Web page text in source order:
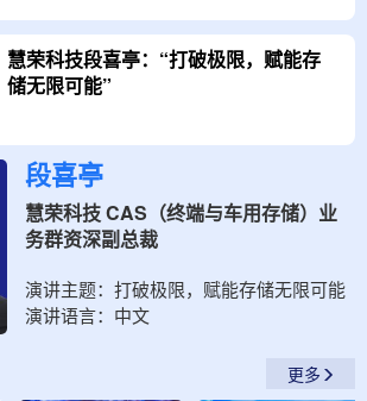
慧荣科技段喜亭：“打破极限，赋能存
储无限可能”
段喜亭
慧荣科技 CAS（终端与车用存储）业
务群资深副总裁
演讲主题： 打破极限，赋能存储无限可能
演讲语言： 中文
更多